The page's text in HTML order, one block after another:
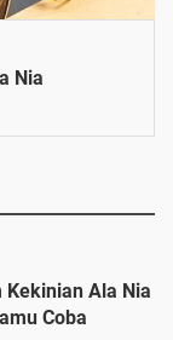
Nia
Kekinian Ala Nia
Coba